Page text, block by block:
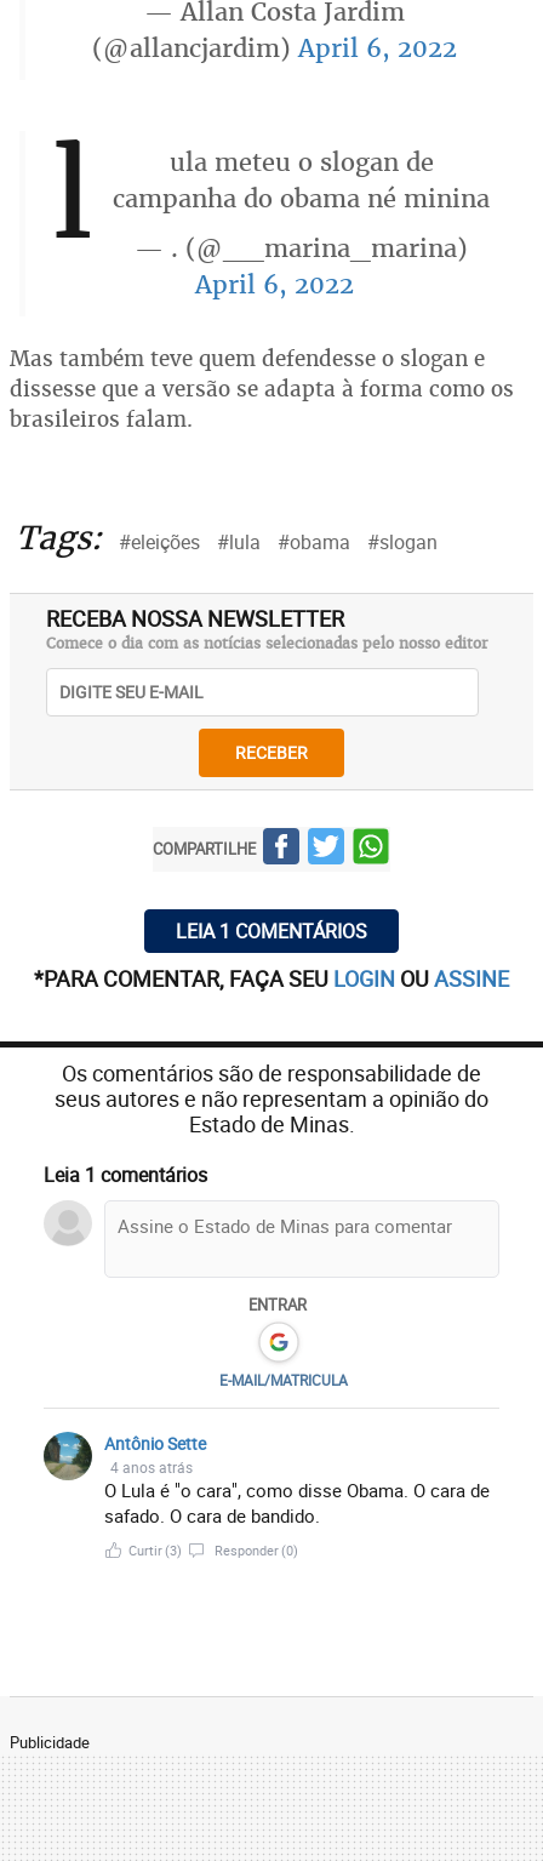
— Allan Costa Jardim
(@allancjardim)April 6, 2022
l
ula meteu o slogan de
campanha do obama né minina
— . (@__marina_marina)
April 6, 2022
Mas também teve quem defendesse o slogan e
dissesse que a versão se adapta à forma como os
brasileiros falam.
Tags: #eleições #lula #obama #slogan
RECEBA NOSSA NEWSLETTER
Comece o dia com as notícias selecionadas pelo nosso editor
RECEBER
COMPARTILHE
LEIA 1 COMENTÁRIOS
*PARA COMENTAR, FAÇA SEU LOGIN OUASSINE
Os comentários são de responsabilidade de
seus autores e não representam a opinião do
Estado de Minas.
Leia 1 comentários
ENTRAR
E-MAIL/MATRICULA
Antônio Sette
4 anos atrás
O Lula é "o cara", como disse Obama. O cara de
safado. O cara de bandido.
Curtir(3) Responder(0)
Publicidade